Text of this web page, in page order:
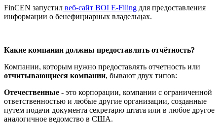
FinCEN запустил веб-сайт BOI E-Filing для предоставления
информации о бенефициарных владельцах.
Какие компании должны предоставлять отчётность?
Компании, которым нужно предоставлять отчетность или
отчитывающиеся компании, бывают двух типов:
Отечественные - это корпорации, компании с ограниченной
ответственностью и любые другие организации, созданные
путем подачи документа секретарю штата или в любое другое
аналогичное ведомство в США.